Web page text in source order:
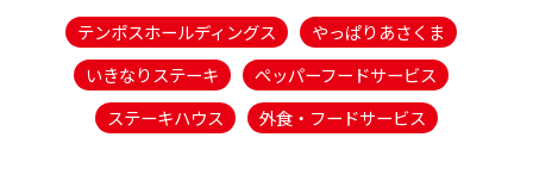
テンポスホールディングス
やっぱりあさくま
いきなりステーキ
ペッパーフードサービス
ステーキハウス
外食・フードサービス